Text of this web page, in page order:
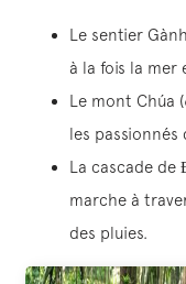
Le sentier
à la fois la mer
Le mont Chúa
les passionnés
La cascade de
marche à
des pluies.